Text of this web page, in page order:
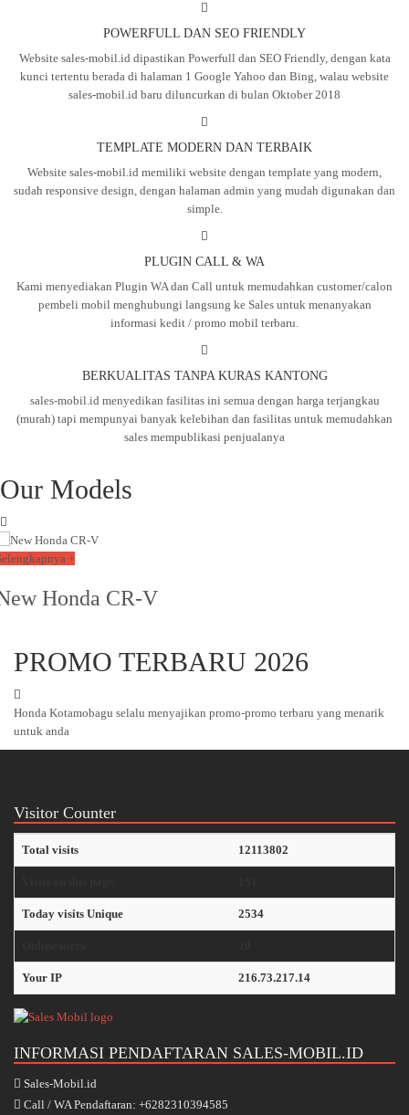
POWERFULL DAN SEO FRIENDLY
Website sales-mobil.id dipastikan Powerfull dan SEO Friendly, dengan kata
kunci tertentu berada di halaman 1 Google Yahoo dan Bing, walau website
sales-mobil.id baru diluncurkan di bulan Oktober 2018
TEMPLATE MODERN DAN TERBAIK
Website sales-mobil.id memiliki website dengan template yang modern,
sudah responsive design, dengan halaman admin yang mudah digunakan dan
simple.
PLUGIN CALL & WA
Kami menyediakan Plugin WA dan Call untuk memudahkan customer/calon
pembeli mobil menghubungi langsung ke Sales untuk menanyakan
informasi kedit / promo mobil terbaru.
BERKUALITAS TANPA KURAS KANTONG
sales-mobil.id menyedikan fasilitas ini semua dengan harga terjangkau
(murah) tapi mempunyai banyak kelebihan dan fasilitas untuk memudahkan
sales mempublikasi penjualanya
Our Models
+
Honda CR-V
PROMO TERBARU 2026
Honda Kotamobagu selalu menyajikan promo-promo terbaru yang menarik
untuk anda
Visitor Counter
Total visits 12113802
Today visits Unique 2534
Your IP 216.73.217.14
INFORMASI PENDAFTARAN SALES-MOBIL.ID
Sales-Mobil.id
Call / WA Pendaftaran: +6282310394585